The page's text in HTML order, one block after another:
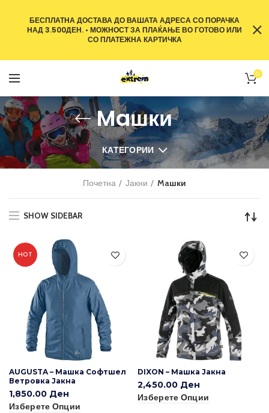
0
Maшки
КАТЕГОРИИ
Почетна Јакни Maшки
SHOW SIDEBAR
HOT
AUGUSTA – Машка Софтшел
Ветровка Јакна
1,850.00 Ден
Изберете Опции
DIXON – Машка Јакна
2,450.00 Ден
Изберете Опции
БЕСПЛАТНА ДОСТАВА ДО ВАШАТА АДРЕСА СО ПОРАЧКА
НАД 3.500ДЕН. • МОЖНОСТ ЗА ПЛАЌАЊЕ ВО ГОТОВО ИЛИ
СО ПЛАТЕЖНА КАРТИЧКА